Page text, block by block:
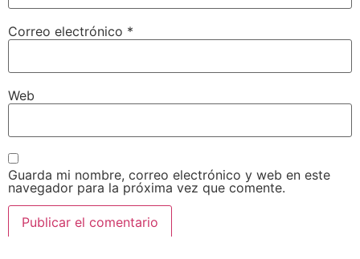
Correo electrónico *
Web
Guarda mi nombre, correo electrónico y web en este
navegador para la próxima vez que comente.